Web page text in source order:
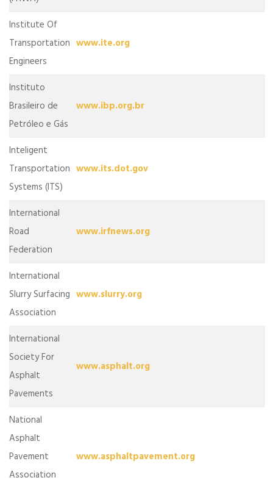
Institute Of
Transportation
Engineers
www.ite.org
Instituto
Brasileiro de
Petróleo e Gás
www.ibp.org.br
Inteligent
Transportation
Systems (ITS)
www.its.dot.gov
International
Road
Federation
www.irfnews.org
International
Slurry Surfacing
Association
www.slurry.org
International
Society For
Asphalt
Pavements
www.asphalt.org
National
Asphalt
Pavement
Association
www.asphaltpavement.org